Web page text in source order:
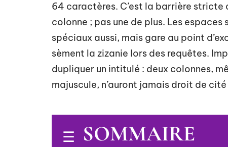
64 caractères. C’est la barrière stricte
colonne ; pas une de plus. Les
spéciaux aussi, mais gare au point
sèment la zizanie lors des requêtes.
dupliquer un intitulé : deux colonnes,
majuscule, n’auront jamais droit de
SOMMAIRE